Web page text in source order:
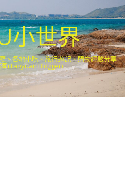
小世界
、各地小吃、旅行遊記、購物經驗分享．
(Taoyuan Blogger)